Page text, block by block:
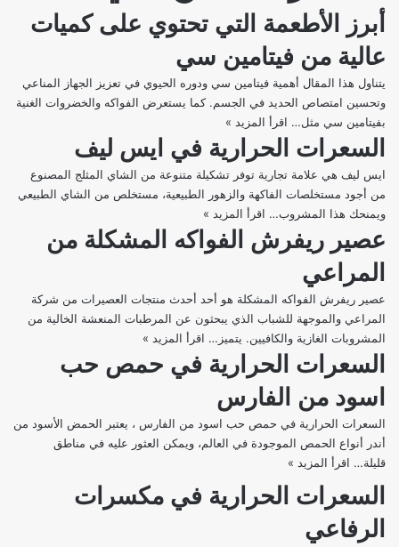
أبرز الأطعمة التي تحتوي على كميات
عالية من فيتامين سي
يتناول هذا المقال أهمية فيتامين سي ودوره الحيوي في تعزيز الجهاز المناعي
وتحسين امتصاص الحديد في الجسم. كما يستعرض الفواكه والخضروات الغنية
بفيتامين سي مثل… اقرأ المزيد »
الأطعمة
التي
تحتوي
على
كميات
عالية
سي
السعرات الحرارية في ايس ليف
ايس ليف هي علامة تجارية توفر تشكيلة متنوعة من الشاي المثلج المصنوع
من أجود مستخلصات الفاكهة والزهور الطبيعية، مستخلص من الشاي الطبيعي
ويمنحك هذا المشروب… اقرأ المزيد »
الحرارية
في
ليف
عصير ريفرش الفواكه المشكلة من
المراعي
عصير ريفرش الفواكه المشكلة هو أحد أحدث منتجات العصيرات من شركة
المراعي والموجهة للشباب الذي يبحثون عن المرطبات المنعشة الخالية من
المشروبات الغازية والكافيين. يتميز… اقرأ المزيد »
الفواكه
المراعي
السعرات الحرارية في حمص حب
اسود من الفارس
السعرات الحرارية في حمص حب اسود من الفارس ، يعتبر الحمض الأسود من
أندر أنواع الحمص الموجودة في العالم، ويمكن العثور عليه في مناطق
قليلة… اقرأ المزيد »
الحرارية
في
السعرات الحرارية في مكسرات
الرفاعي